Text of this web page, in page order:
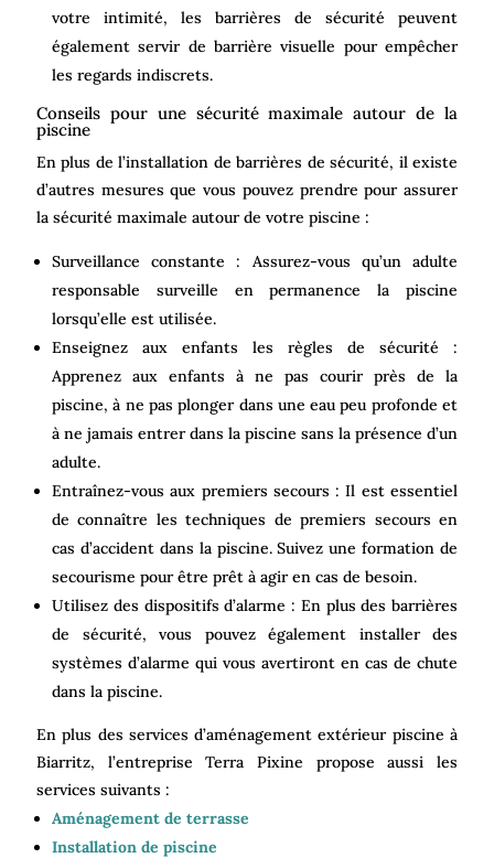
votre intimité, les barrières de sécurité peuvent
également servir de barrière visuelle pour empêcher
les regards indiscrets.
Conseils pour une sécurité maximale autour de la
piscine
En plus de l’installation de barrières de sécurité, il existe
d’autres mesures que vous pouvez prendre pour assurer
la sécurité maximale autour de votre piscine :
Surveillance constante : Assurez-vous qu’un adulte
responsable surveille en permanence la piscine
lorsqu’elle est utilisée.
Enseignez aux enfants les règles de sécurité :
Apprenez aux enfants à ne pas courir près de la
piscine, à ne pas plonger dans une eau peu profonde et
à ne jamais entrer dans la piscine sans la présence d’un
adulte.
Entraînez-vous aux premiers secours : Il est essentiel
de connaître les techniques de premiers secours en
cas d’accident dans la piscine. Suivez une formation de
secourisme pour être prêt à agir en cas de besoin.
Utilisez des dispositifs d’alarme : En plus des barrières
de sécurité, vous pouvez également installer des
systèmes d’alarme qui vous avertiront en cas de chute
dans la piscine.
En plus des services d’aménagement extérieur piscine à
Biarritz, l’entreprise Terra Pixine propose aussi les
services suivants :
Aménagement de terrasse
Installation de piscine